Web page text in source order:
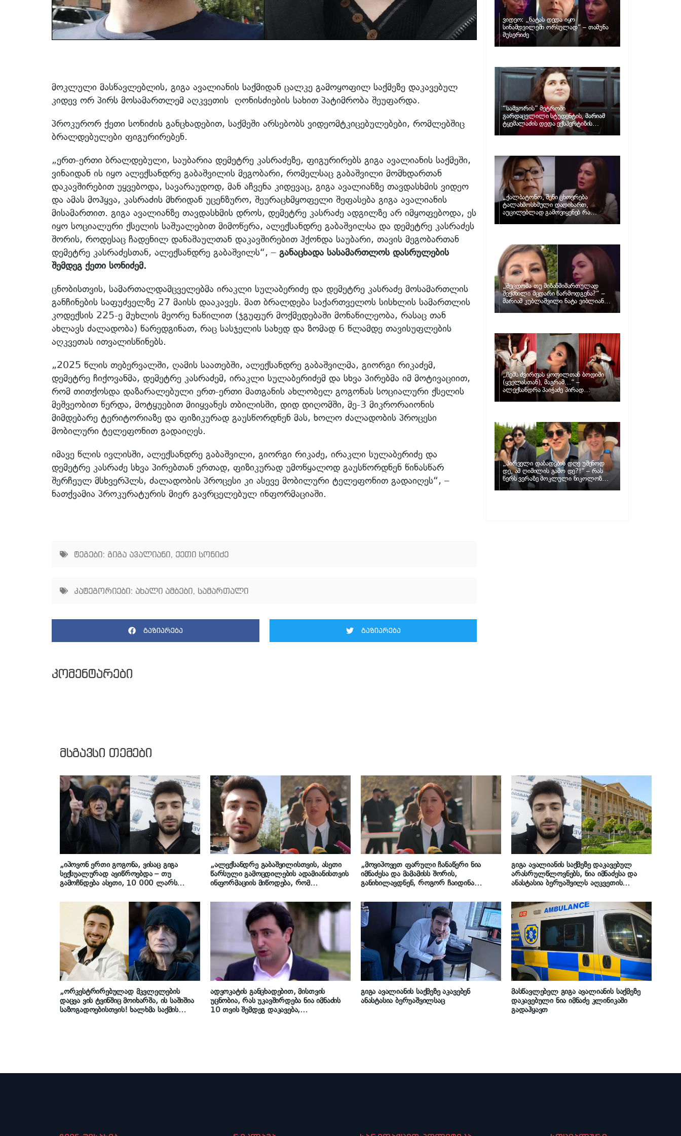
მოკლული მასწავლებლის, გიგა ავალიანის საქმიდან ცალკე გამოყოფილ საქმეზე დაკავებულ
კიდევ ორ პირს მოსამართლემ აღკვეთის ღონისძიების სახით პატიმრობა შეუფარდა.
პროკურორ ქეთი სონიძის განცხადებით, საქმეში არსებობს ვიდეომტკიცებულებები, რომლებშიც
ბრალდებულები ფიგურირებენ.
„ერთ-ერთი ბრალდებული, საუბარია დემეტრე კასრაძეზე, ფიგურირებს გიგა ავალიანის საქმეში,
ვინაიდან ის იყო ალექსანდრე გაბაშვილის მეგობარი, რომელსაც გაბაშვილი მომხდართან
დაკავშირებით უყვებოდა, სავარაუდოდ, მან აჩვენა კიდევაც, გიგა ავალიანზე თავდასხმის ვიდეო
და ამას მოჰყვა, კასრაძის მხრიდან უცენზურო, შეურაცხმყოფელი შეფასება გიგა ავალიანის
მისამართით. გიგა ავალიანზე თავდასხმის დროს, დემეტრე კასრაძე ადგილზე არ იმყოფებოდა, ეს
იყო სოციალური ქსელის საშუალებით მიმოწერა, ალექსანდრე გაბაშვილსა და დემეტრე კასრაძეს
შორის, როდესაც ჩადენილ დანაშაულთან დაკავშირებით ჰქონდა საუბარი, თავის მეგობართან
დემეტრე კასრაძესთან, ალექსანდრე გაბაშვილს“, – განაცხადა სასამართლოს დასრულების
შემდეგ ქეთი სონიძემ.
ცნობისთვის, სამართალდამცველებმა ირაკლი სულაბერიძე და დემეტრე კასრაძე მოსამართლის
განჩინების საფუძველზე 27 მაისს დააკავეს. მათ ბრალდება საქართველოს სისხლის სამართლის
კოდექსის 225-ე მუხლის მეორე ნაწილით (ჯგუფურ მოქმედებაში მონაწილეობა, რასაც თან
ახლავს ძალადობა) წარედგინათ, რაც სასჯელის სახედ და ზომად 6 წლამდე თავისუფლების
აღკვეთას ითვალისწინებს.
„2025 წლის თებერვალში, ღამის საათებში, ალექსანდრე გაბაშვილმა, გიორგი რიკაძემ,
დემეტრე ჩიქოვანმა, დემეტრე კასრაძემ, ირაკლი სულაბერიძემ და სხვა პირებმა იმ მოტივაციით,
რომ თითქოსდა დაზარალებული ერთ-ერთი მათგანის ახლობელ გოგონას სოციალური ქსელის
მეშვეობით წერდა, მოტყუებით მიიყვანეს თბილისში, დიდ დიღომში, მე-3 მიკრორაიონის
მიმდებარე ტერიტორიაზე და ფიზიკურად გაუსწორდნენ მას, ხოლო ძალადობის პროცესი
მობილური ტელეფონით გადაიღეს.
იმავე წლის ივლისში, ალექსანდრე გაბაშვილი, გიორგი რიკაძე, ირაკლი სულაბერიძე და
დემეტრე კასრაძე სხვა პირებთან ერთად, ფიზიკურად უმოწყალოდ გაუსწორდნენ წინასწარ
შერჩეულ მსხვერპლს, ძალადობის პროცესი კი ასევე მობილური ტელეფონით გადაიღეს“, –
ნათქვამია პროკურატურის მიერ გავრცელებულ ინფორმაციაში.
ტეგები: გიგა ავალიანი, ქეთი სონიძე
კატეგორიები: ახალი ამბები, სამართალი
გაზიარება გაზიარება
კომენტარები
ვიდეო: „ნატას დედა იყო
სინამდვილეში ორსულად“ – თამუნა
მუსერიძე
“სამგორის” მეტროში
გარდაცვლილი სტუდენტის, მარიამ
ტყემალაძის დედა ექსპერტიზის
პასუხს აქვეყნებს – რა გახდა გოგონას
„ქალბატონო, შენი ცხოვრება
ტალახმოსხმული დადიხართ,
აუცილებლად გამოვიყენებ რა
ინფორმაციაც მაქვს“… – რა
„შეცდომა თუ მიზანმიმართულად
შექმნილი მცდარი წარმოდგენა?“ –
მარიამ კუბლაშვილი ნატა ვიბლიანის
საქმეზე ვიდეომიმართვას ავრცელებს
„ჩემს ძვირფას ყოფილთან ბოდიში
(ყველასთან), მაგრამ…“ –
ალექსანდრა პაიჭაძე პირად
„პირველი დაბადების დღე უშენოდ
დე, ამ ღიმილის გამო დე?!“ – რას
წერს ვერაზე მოკლული ნიკოლოზ
ღუნაშვილის დედა
მსგავსი თემები
„იპოვონ ერთი გოგონა, ვისაც გიგა
სექსუალურად ავიწროებდა – თუ
გამოჩნდება ასეთი, 10 000 ლარს
თუ არ გამოჩნდება ასეთი გოგონა,
ყველას, აუცილებლად ვაგებინებ
პასუხს!“ – ეკა კუპატაძე განცხადებას
ავრცელებს
„ალექსანდრე გაბაშვილისთვის, ასეთი
წარსული გამოცდილების ადამიანისთვის
ინფორმაციის მიწოდება, რომ
ავიწროებდა, ფაქტობრივად, წაქეზება
იყო“ – პროკურორი ქეთევან სონიძე
„მოვიპოვეთ ფარული ჩანაწერი ნია
იმნაძესა და მამამისს შორის,
განიხილავდნენ, როგორ ჩაიდინა
ამბობს, რომ არასწორად მოიქცა, თუმცა
მამას ეუბნება, რომ სხვანაირად ვერ
მოიქცეოდა, თანამედროვე ეპოქაში
სხვანაირად ხდება“ – პროკურორი
ქეთევან სონიძე
გიგა ავალიანის საქმეზე დაკავებულ
არასრულწლოვნებს, ნია იმნაძესა და
ანასტასია ბერუაშვილს აღკვეთის
შეეფარდათ
„ორკესტრირებულად მკვლელების
დაცვა ვის ტვინშიც მოიხარშა, ის საშიშია
საზოგადოებისთვის! ხალხმა საქმის
ადვოკატის განცხადებით, მისთვის
უცნობია, რას უკავშირდება ნია იმნაძის
10 თვის შემდეგ დაკავება,
გიგა ავალიანის საქმეზე აკავებენ
ანასტასია ბერუაშვილსაც
მასწავლებელ გიგა ავალიანის საქმეზე
დაკავებული ნია იმნაძე კლინიკაში
გადაჰყავთ